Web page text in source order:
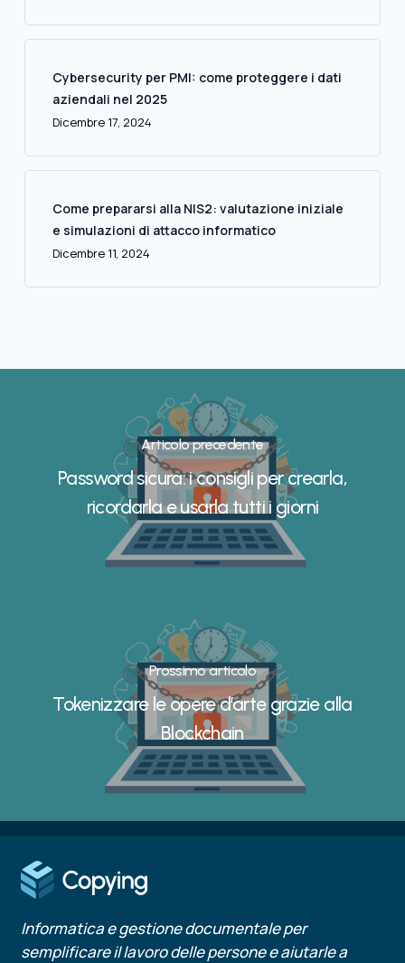
Cybersecurity per PMI: come proteggere i dati
aziendali nel 2025
Dicembre 17, 2024
Come prepararsi alla NIS2: valutazione iniziale
e simulazioni di attacco informatico
Dicembre 11, 2024
Articolo precedente
Password sicura: i consigli per crearla,
ricordarla e usarla tutti i giorni
Prossimo articolo
Tokenizzare le opere d’arte grazie alla
Blockchain
Informatica e gestione documentale per
semplificare il lavoro delle persone e aiutarle a